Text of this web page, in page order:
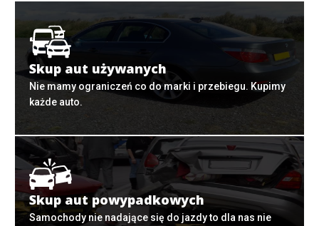
Skup aut używanych
Nie mamy ograniczeń co do marki i przebiegu. Kupimy
każde auto.
Skup aut powypadkowych
Samochody nie nadające się do jazdy to dla nas nie